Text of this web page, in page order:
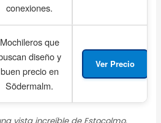
conexiones.
Mochileros que
diseño y
buen precio en
Södermalm.
Ver Precio